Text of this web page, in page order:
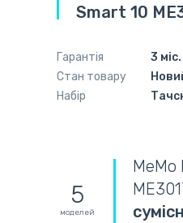
Smart 10
Гарантія
3 міс.
Стан товару
Набір
5
моделей
MeMo